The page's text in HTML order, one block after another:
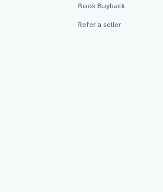
Book Buyback
Refer a seller